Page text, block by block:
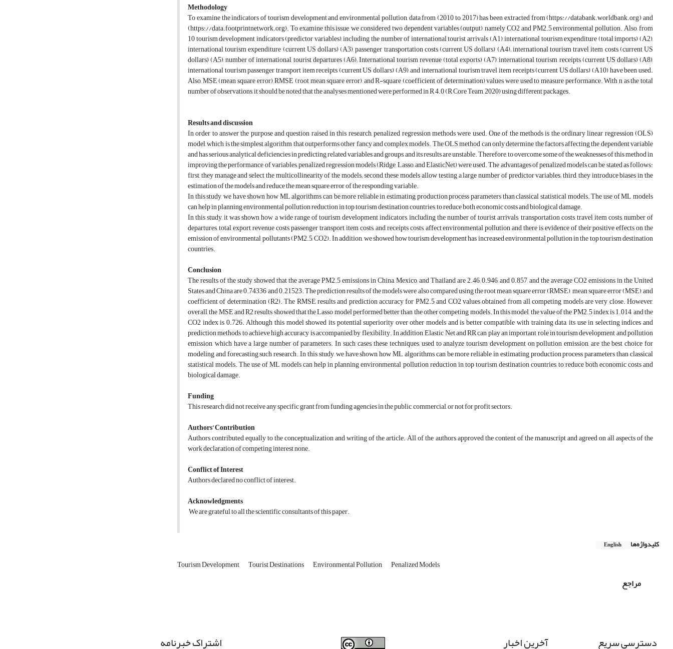
Methodology
To examine the indicators of tourism development and environmental pollution, data from (2010 to 2017) has been extracted from (https://databank.worldbank.org,) and
(https://data.footprintnetwork.org). To examine this issue, we considered two dependent variables (output), namely CO2 and PM2.5 environmental pollution. Also, from
10 tourism development indicators (predictor variables), including the number of international tourist arrivals (A1), international tourism expenditure (total imports) (A2),
international tourism expenditure (current US dollars) (A3), passenger transportation costs (current US dollars) (A4); international tourism travel item costs (current US
dollars) (A5), number of international tourist departures (A6); International tourism revenue (total exports) (A7), international tourism receipts (current US dollars) (A8),
international tourism passenger transport item receipts (current US dollars) (A9), and international tourism travel item receipts (current US dollars) (A10) have been used.
Also, MSE (mean square error), RMSE (root mean square error), and R-square (coefficient of determination) values were used to measure performance. With n as the total
number of observations, it should be noted that the analyses mentioned were performed in R 4.0 (R Core Team, 2020) using different packages.
Results and discussion
In order to answer the purpose and question raised in this research, penalized regression methods were used. One of the methods is the ordinary linear regression (OLS)
model, which is the simplest algorithm that outperforms other fancy and complex models. The OLS method can only determine the factors affecting the dependent variable
and has serious analytical deficiencies in predicting related variables and groups, and its results are unstable. Therefore, to overcome some of the weaknesses of this method in
improving the performance of variables, penalized regression models (Ridge, Lasso, and ElasticNet) were used. The advantages of penalized models can be stated as follows:
first, they manage and select the multicollinearity of the models; second, these models allow testing a large number of predictor variables; third, they introduce biases in the
estimation of the models and reduce the mean square error of the responding variable.
In this study, we have shown how ML algorithms can be more reliable in estimating production process parameters than classical statistical models. The use of ML models
can help in planning environmental pollution reduction in top tourism destination countries, to reduce both economic costs and biological damage.
In this study, it was shown how a wide range of tourism development indicators, including the number of tourist arrivals, transportation costs, travel item costs, number of
departures, total export revenue costs, passenger transport item costs, and receipts costs, affect environmental pollution and there is evidence of their positive effects on the
emission of environmental pollutants (PM2.5, CO2). In addition, we showed how tourism development has increased environmental pollution in the top tourism destination
countries.
Conclusion
The results of the study showed that the average PM2.5 emissions in China, Mexico, and Thailand are 2.46, 0.946, and 0.857, and the average CO2 emissions in the United
States and China are 0.74336 and 0.21523. The prediction results of the models were also compared using the root mean square error (RMSE), mean square error (MSE), and
coefficient of determination (R2). The RMSE results and prediction accuracy for PM2.5 and CO2 values obtained from all competing models are very close. However,
overall, the MSE and R2 results showed that the Lasso model performed better than the other competing models. In this model, the value of the PM2.5 index is 1.014, and the
CO2 index is 0.726. Although this model showed its potential superiority over other models and is better compatible with training data, its use in selecting indices and
prediction methods to achieve high accuracy is accompanied by flexibility. In addition, Elastic Net and RR can play an important role in tourism development and pollution
emission, which have a large number of parameters. In such cases, these techniques, used to analyze tourism development on pollution emission, are the best choice for
modeling and forecasting such research. In this study, we have shown how ML algorithms can be more reliable in estimating production process parameters than classical
statistical models. The use of ML models can help in planning environmental pollution reduction in top tourism destination countries, to reduce both economic costs and
biological damage.
Funding
This research did not receive any specific grant from funding agencies in the public, commercial, or not for profit sectors.
Authors’ Contribution
Authors contributed equally to the conceptualization and writing of the article. All of the authors approved the content of the manuscript and agreed on all aspects of the
work declaration of competing interest none.
Conflict of Interest
Authors declared no conflict of interest.
Acknowledgments
We are grateful to all the scientific consultants of this paper.
کلیدواژه‌ها English
Tourism Development Tourist Destinations Environmental Pollution Penalized Models
مراجع
دسترسی سریع آخرین اخبار اشتراک خبرنامه